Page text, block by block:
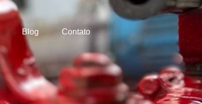
Blog Contato